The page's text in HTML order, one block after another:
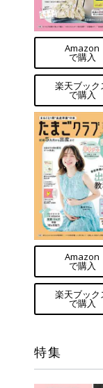
Amazon
で購入
楽天ブック
で購入
Amazon
で購入
楽天ブック
で購入
特集